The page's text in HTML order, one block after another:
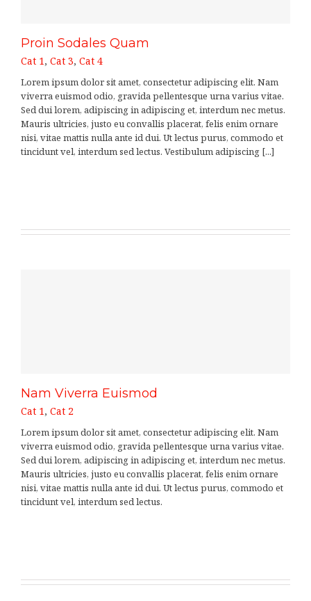
Proin Sodales Quam
Cat 1, Cat 3, Cat 4
Lorem ipsum dolor sit amet, consectetur adipiscing elit. Nam
viverra euismod odio, gravida pellentesque urna varius vitae.
Sed dui lorem, adipiscing in adipiscing et, interdum nec metus.
Mauris ultricies, justo eu convallis placerat, felis enim ornare
nisi, vitae mattis nulla ante id dui. Ut lectus purus, commodo et
tincidunt vel, interdum sed lectus. Vestibulum adipiscing [...]
Nam Viverra Euismod
Cat 1, Cat 2
Lorem ipsum dolor sit amet, consectetur adipiscing elit. Nam
viverra euismod odio, gravida pellentesque urna varius vitae.
Sed dui lorem, adipiscing in adipiscing et, interdum nec metus.
Mauris ultricies, justo eu convallis placerat, felis enim ornare
nisi, vitae mattis nulla ante id dui. Ut lectus purus, commodo et
tincidunt vel, interdum sed lectus.